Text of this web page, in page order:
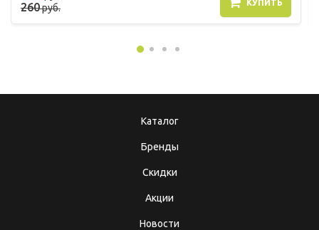
260руб. КУПИТЬ
Каталог
Бренды
Скидки
Акции
Новости